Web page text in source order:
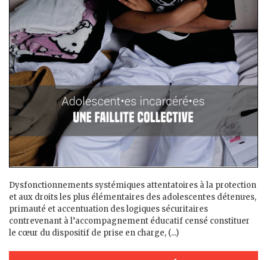
Dysfonctionnements systémiques attentatoires à la protection
et aux droits les plus élémentaires des adolescent·es détenu·es,
primauté et accentuation des logiques sécuritaires
contrevenant à l’accompagnement éducatif censé constituer
le cœur du dispositif de prise en charge, (...)